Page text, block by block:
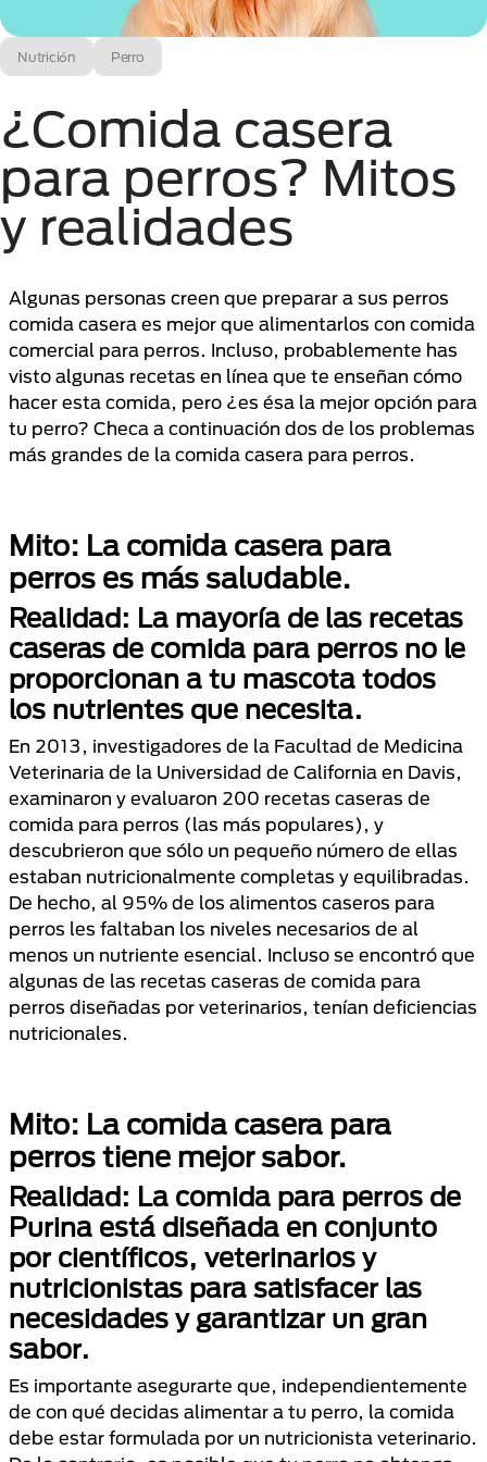
Nutrición Perro
¿Comida casera
para perros? Mitos
y realidades
Algunas personas creen que preparar a sus perros
comida casera es mejor que alimentarlos con comida
comercial para perros. Incluso, probablemente has
visto algunas recetas en línea que te enseñan cómo
hacer esta comida, pero ¿es ésa la mejor opción para
tu perro? Checa a continuación dos de los problemas
más grandes de la comida casera para perros.
Mito: La comida casera para
perros es más saludable.
Realidad: La mayoría de las recetas
caseras de comida para perros no le
proporcionan a tu mascota todos
los nutrientes que necesita.
En 2013, investigadores de la Facultad de Medicina
Veterinaria de la Universidad de California en Davis,
examinaron y evaluaron 200 recetas caseras de
comida para perros (las más populares), y
descubrieron que sólo un pequeño número de ellas
estaban nutricionalmente completas y equilibradas.
De hecho, al 95% de los alimentos caseros para
perros les faltaban los niveles necesarios de al
menos un nutriente esencial. Incluso se encontró que
algunas de las recetas caseras de comida para
perros diseñadas por veterinarios, tenían deficiencias
nutricionales.
Mito: La comida casera para
perros tiene mejor sabor.
Realidad: La comida para perros de
Purina está diseñada en conjunto
por científicos, veterinarios y
nutricionistas para satisfacer las
necesidades y garantizar un gran
sabor.
Es importante asegurarte que, independientemente
de con qué decidas alimentar a tu perro, la comida
debe estar formulada por un nutricionista veterinario.